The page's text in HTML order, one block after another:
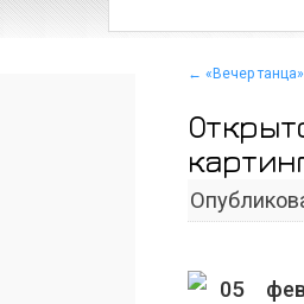
← «Вечер
05